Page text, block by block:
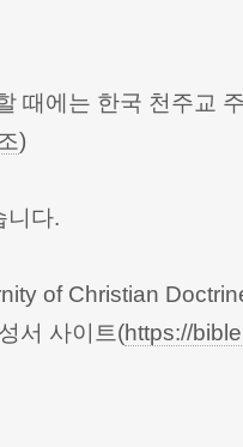
때에는 한국 천주교
)
니다.
of Christian
서 사이트(https://